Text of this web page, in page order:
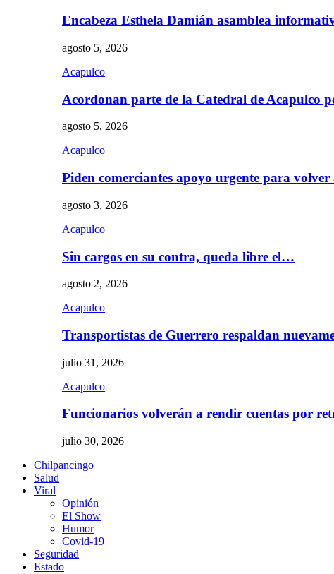
Encabeza Esthela Damián asamblea
agosto 5, 2026
Acapulco
Acordonan parte de la Catedral de Acapulco
agosto 5, 2026
Acapulco
Piden comerciantes apoyo urgente para
agosto 3, 2026
Acapulco
Sin cargos en su contra, queda libre el…
agosto 2, 2026
Acapulco
Transportistas de Guerrero respaldan
julio 31, 2026
Acapulco
Funcionarios volverán a rendir cuentas por
julio 30, 2026
Chilpancingo
Salud
Viral
Opinión
El Show
Humor
Covid-19
Seguridad
Estado